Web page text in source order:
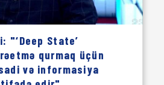
"‘Deep State’
qurmaq üçün
və informasiya